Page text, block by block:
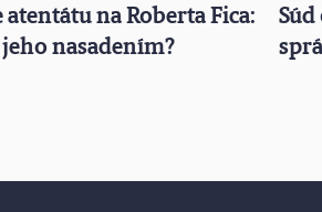
na Roberta Fica:
nasadením?